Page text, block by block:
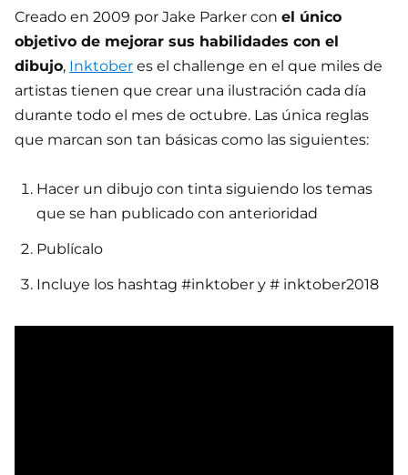
Creado en 2009 por Jake Parker con el único
objetivo de mejorar sus habilidades con el
dibujo, Inktober es el challenge en el que miles de
artistas tienen que crear una ilustración cada día
durante todo el mes de octubre. Las única reglas
que marcan son tan básicas como las siguientes:
Hacer un dibujo con tinta siguiendo los temas
que se han publicado con anterioridad
Publícalo
Incluye los hashtag #inktober y # inktober2018